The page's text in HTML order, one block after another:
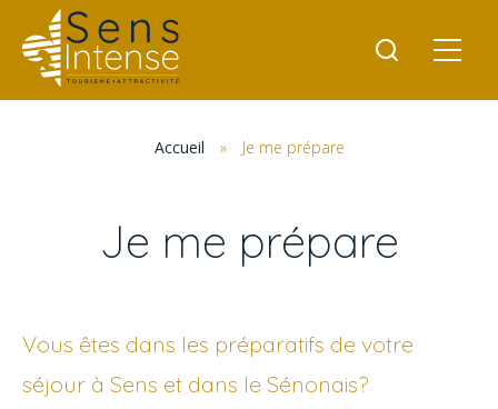
Accueil » Je me prépare
Je me prépare
Vous êtes dans les préparatifs de votre
séjour à Sens et dans le Sénonais?